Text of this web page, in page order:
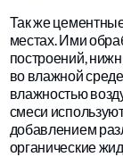
Так же
местах. Ими
построений,
во влажной
влажностью
смеси
добавлением
органические